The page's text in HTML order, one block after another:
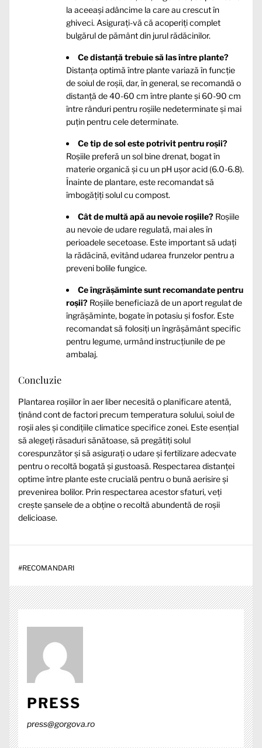
la aceeași adâncime la care au crescut în
ghiveci. Asigurați-vă că acoperiți complet
bulgărul de pământ din jurul rădăcinilor.
Ce distanță trebuie să las între plante?
Distanța optimă între plante variază în funcție
de soiul de roșii, dar, în general, se recomandă o
distanță de 40-60 cm între plante și 60-90 cm
între rânduri pentru roșiile nedeterminate și mai
puţin pentru cele determinate.
Ce tip de sol este potrivit pentru roșii?
Roșiile preferă un sol bine drenat, bogat în
materie organică și cu un pH ușor acid (6.0-6.8).
Înainte de plantare, este recomandat să
îmbogățiți solul cu compost.
Cât de multă apă au nevoie roșiile? Roșiile
au nevoie de udare regulată, mai ales în
perioadele secetoase. Este important să udați
la rădăcină, evitând udarea frunzelor pentru a
preveni bolile fungice.
Ce îngrășăminte sunt recomandate pentru
roșii? Roșiile beneficiază de un aport regulat de
îngrășăminte, bogate în potasiu și fosfor. Este
recomandat să folosiți un îngrășământ specific
pentru legume, urmând instrucțiunile de pe
ambalaj.
Concluzie
Plantarea roșiilor în aer liber necesită o planificare atentă,
ținând cont de factori precum temperatura solului, soiul de
roșii ales și condițiile climatice specifice zonei. Este esențial
să alegeți răsaduri sănătoase, să pregătiți solul
corespunzător și să asigurați o udare și fertilizare adecvate
pentru o recoltă bogată și gustoasă. Respectarea distanței
optime între plante este crucială pentru o bună aerisire și
prevenirea bolilor. Prin respectarea acestor sfaturi, veți
crește șansele de a obține o recoltă abundentă de roșii
delicioase.
#RECOMANDARI
PRESS
press@gorgova.ro